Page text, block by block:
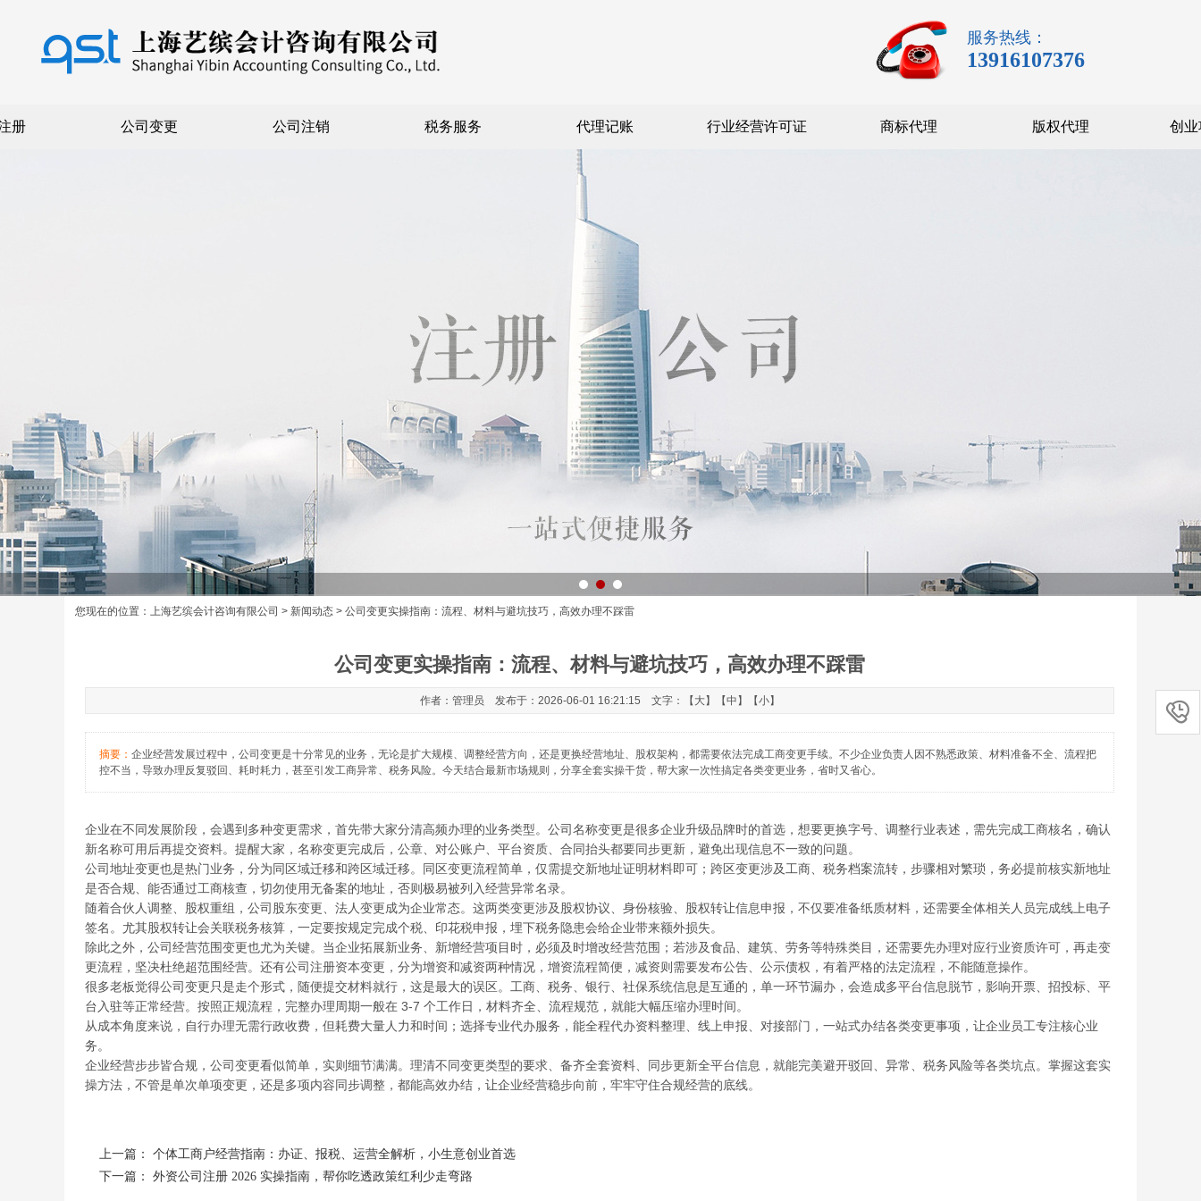
册 公司变更 公司注销 税务服务 代理记账 行业经营许可证 商标代理 版权代理 创
特殊行业注册
服务热线：
13916107376
您现在的位置： 上海艺缤会计咨询有限公司 > 新闻动态 > 公司变更实操指南：流程、材料与避坑技巧，高效办理不踩雷
公司变更实操指南：流程、材料与避坑技巧，高效办理不踩雷
作者：管理员 发布于：2026-06-01 16:21:15 文字：【 大】【中 】【小】
摘要： 企业经营发展过程中，公司变更是十分常见的业务，无论是扩大规模、调整经营方向，还是更换经营地址、股权架构，都需要依法完成工商变更手续。不少企业负责人因不熟悉政策、材料准备不全、流程把
控不当，导致办理反复驳回、耗时耗力，甚至引发工商异常、税务风险。今天结合最新市场规则，分享全套实操干货，帮大家一次性搞定各类变更业务，省时又省心。
企业在不同发展阶段，会遇到多种变更需求，首先带大家分清高频办理的业务类型。公司名称变更是很多企业升级品牌时的首选，想要更换字号、调整行业表述，需先完成工商核名，确认
新名称可用后再提交资料。提醒大家，名称变更完成后，公章、对公账户、平台资质、合同抬头都要同步更新，避免出现信息不一致的问题。
公司地址变更也是热门业务，分为同区域迁移和跨区域迁移。同区变更流程简单，仅需提交新地址证明材料即可；跨区变更涉及工商、税务档案流转，步骤相对繁琐，务必提前核实新地址
是否合规、能否通过工商核查，切勿使用无备案的地址，否则极易被列入经营异常名录。
随着合伙人调整、股权重组，公司股东变更、法人变更成为企业常态。这两类变更涉及股权协议、身份核验、股权转让信息申报，不仅要准备纸质材料，还需要全体相关人员完成线上电子
签名。尤其股权转让会关联税务核算，一定要按规定完成个税、印花税申报，埋下税务隐患会给企业带来额外损失。
除此之外，公司经营范围变更也尤为关键。当企业拓展新业务、新增经营项目时，必须及时增改经营范围；若涉及食品、建筑、劳务等特殊类目，还需要先办理对应行业资质许可，再走变
更流程，坚决杜绝超范围经营。还有公司注册资本变更，分为增资和减资两种情况，增资流程简便，减资则需要发布公告、公示债权，有着严格的法定流程，不能随意操作。
很多老板觉得公司变更只是走个形式，随便提交材料就行，这是最大的误区。工商、税务、银行、社保系统信息是互通的，单一环节漏办，会造成多平台信息脱节，影响开票、招投标、平
台入驻等正常经营。按照正规流程，完整办理周期一般在 3-7 个工作日，材料齐全、流程规范，就能大幅压缩办理时间。
从成本角度来说，自行办理无需行政收费，但耗费大量人力和时间；选择专业代办服务，能全程代办资料整理、线上申报、对接部门，一站式办结各类变更事项，让企业员工专注核心业
务。
企业经营步步皆合规，公司变更看似简单，实则细节满满。理清不同变更类型的要求、备齐全套资料、同步更新全平台信息，就能完美避开驳回、异常、税务风险等各类坑点。掌握这套实
操方法，不管是单次单项变更，还是多项内容同步调整，都能高效办结，让企业经营稳步向前，牢牢守住合规经营的底线。
上一篇： 个体工商户经营指南：办证、报税、运营全解析，小生意创业首选
下一篇： 外资公司注册 2026 实操指南，帮你吃透政策红利少走弯路
